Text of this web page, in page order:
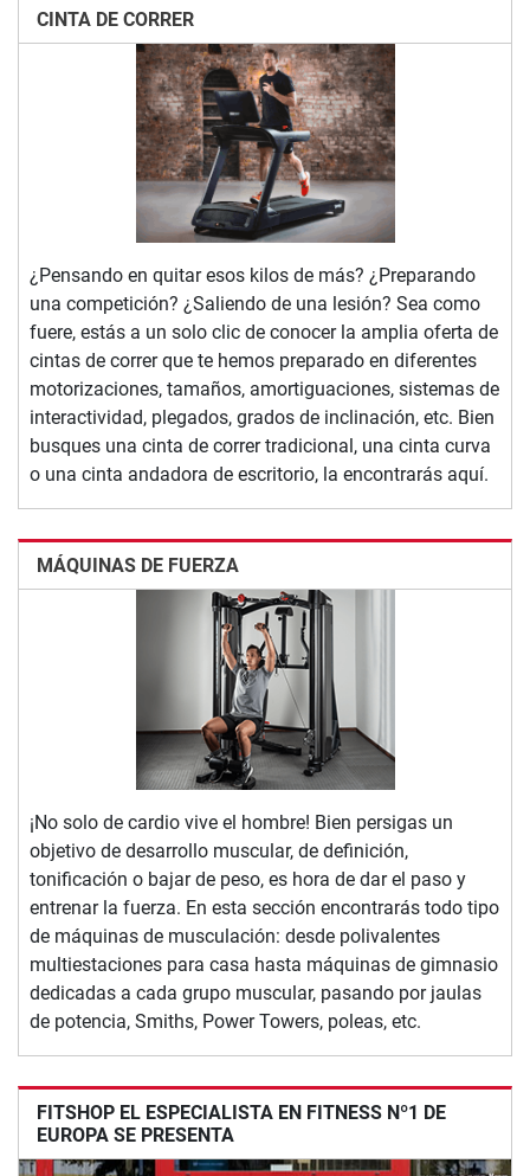
CINTA DE CORRER
¿Pensando en quitar esos kilos de más? ¿Preparando
una competición? ¿Saliendo de una lesión? Sea como
fuere, estás a un solo clic de conocer la amplia oferta de
cintas de correr que te hemos preparado en diferentes
motorizaciones, tamaños, amortiguaciones, sistemas de
interactividad, plegados, grados de inclinación, etc. Bien
busques una cinta de correr tradicional, una cinta curva
o una cinta andadora de escritorio, la encontrarás aquí.
MÁQUINAS DE FUERZA
¡No solo de cardio vive el hombre! Bien persigas un
objetivo de desarrollo muscular, de definición,
tonificación o bajar de peso, es hora de dar el paso y
entrenar la fuerza. En esta sección encontrarás todo tipo
de máquinas de musculación: desde polivalentes
multiestaciones para casa hasta máquinas de gimnasio
dedicadas a cada grupo muscular, pasando por jaulas
de potencia, Smiths, Power Towers, poleas, etc.
FITSHOP EL ESPECIALISTA EN FITNESS Nº1 DE
EUROPA SE PRESENTA